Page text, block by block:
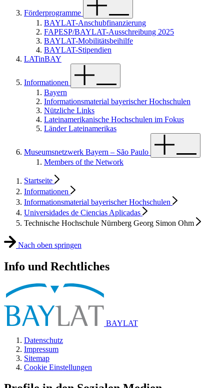
Förderprogramme
BAYLAT-Anschubfinanzierung
FAPESP/BAYLAT-Ausschreibung 2025
BAYLAT-Mobilitätsbeihilfe
BAYLAT-Stipendien
LATinBAY
Informationen
Bayern
Informationsmaterial bayerischer Hochschulen
Nützliche Links
Lateinamerikanische Hochschulen im Fokus
Länder Lateinamerikas
Museumsnetzwerk Bayern – São Paulo
Members of the Network
Startseite
Informationen
Informationsmaterial bayerischer Hochschulen
Universidades de Ciencias Aplicadas
Technische Hochschule Nürnberg Georg Simon Ohm
Nach oben springen
Info und Rechtliches
BAYLAT
Datenschutz
Impressum
Sitemap
Cookie Einstellungen